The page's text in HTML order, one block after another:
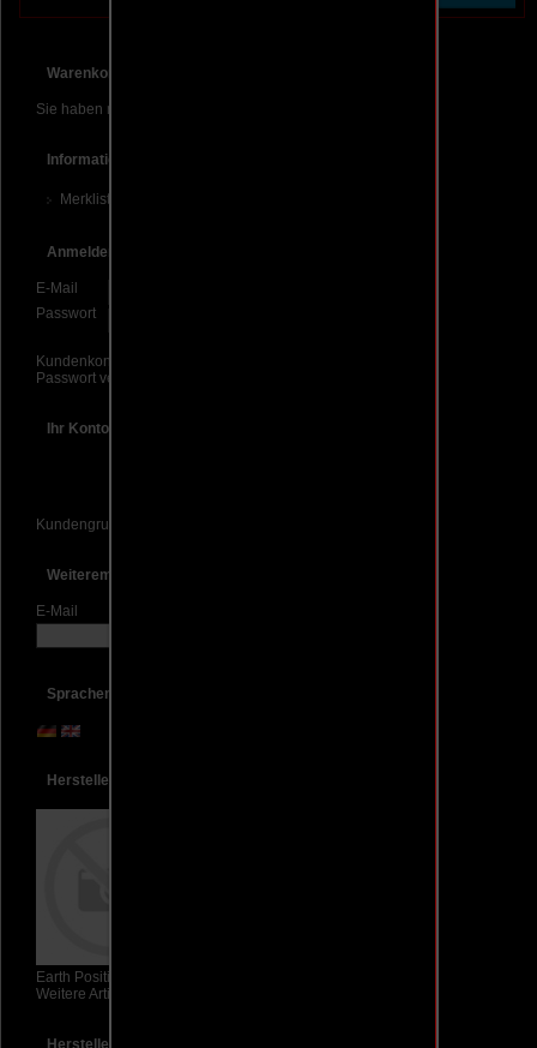
Warenkorb
Sie haben noch keine Artikel in Ihrem Warenkorb.
Informationen
Merkliste
Anmelden
E-Mail
Passwort
Kundenkonto eröffnen
Passwort vergessen?
Ihr Konto
Kundengruppe:
Weiterempfehlen
E-Mail
Sprachen
Hersteller Info
Earth Positive
Weitere Artikel
Hersteller